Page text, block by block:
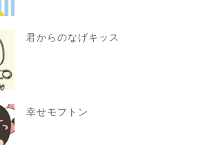
君からのなげキッス
幸せモフトン